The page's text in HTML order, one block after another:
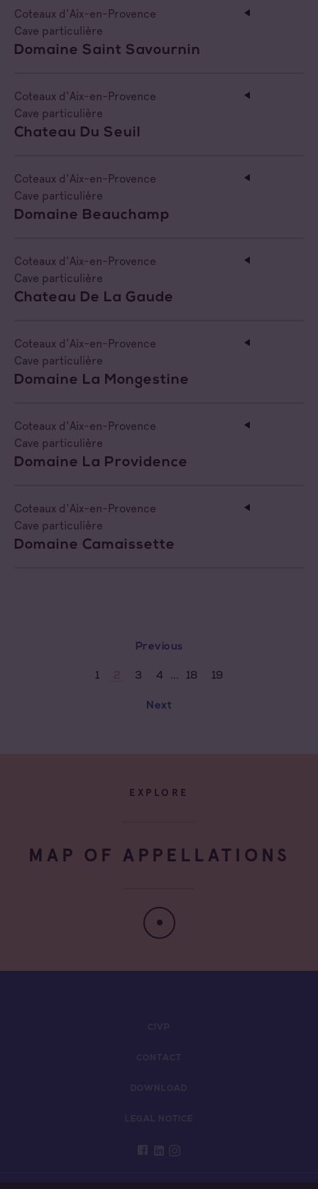
Coteaux d'Aix-en-Provence
Cave particulière
Domaine Saint Savournin
Coteaux d'Aix-en-Provence
Cave particulière
Chateau Du Seuil
Coteaux d'Aix-en-Provence
Cave particulière
Domaine Beauchamp
Coteaux d'Aix-en-Provence
Cave particulière
Chateau De La Gaude
Coteaux d'Aix-en-Provence
Cave particulière
Domaine La Mongestine
Coteaux d'Aix-en-Provence
Cave particulière
Domaine La Providence
Coteaux d'Aix-en-Provence
Cave particulière
Domaine Camaissette
Previous
1 3 4 ... 18 19
Next
EXPLORE
MAP OF APPELLATIONS